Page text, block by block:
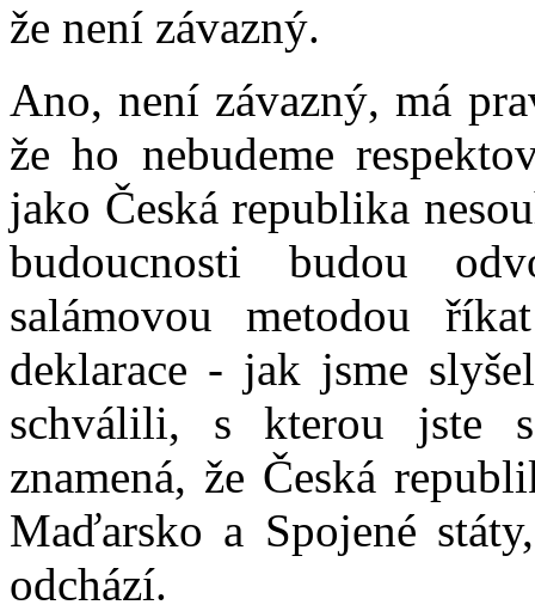
že není závazný.
Ano, není závazný, má
že ho nebudeme
jako Česká republika
budoucnosti budou
salámovou metodou
deklarace - jak jsme
schválili, s kterou jste
znamená, že Česká
Maďarsko a Spojené
odchází.